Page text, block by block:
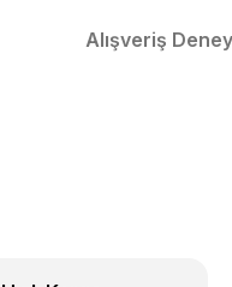
Alışveriş